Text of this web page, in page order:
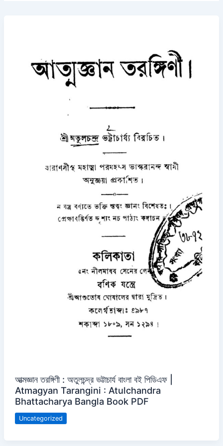
আত্মজ্ঞান তরঙ্গিণী : অতুলচন্দ্র ভট্টাচার্য বাংলা বই পিডিএফ |
Atmagyan Tarangini : Atulchandra
Bhattacharya Bangla Book PDF
Uncategorized